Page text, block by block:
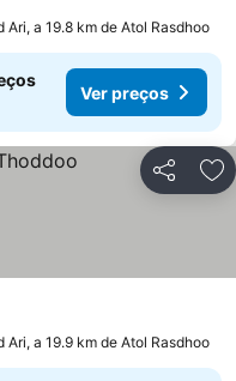
Ari, a 19.8 km de Atol Rasdhoo
Ver preços
Partilhar
Ari, a 19.9 km de Atol Rasdhoo